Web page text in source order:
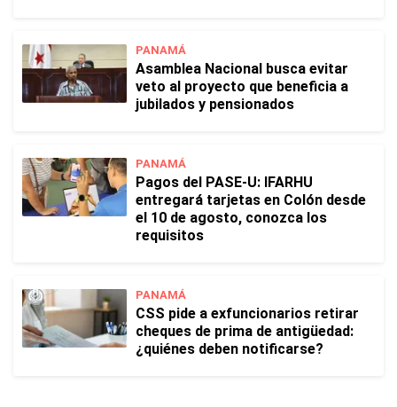
PANAMÁ
Asamblea Nacional busca evitar
veto al proyecto que beneficia a
jubilados y pensionados
PANAMÁ
Pagos del PASE-U: IFARHU
entregará tarjetas en Colón desde
el 10 de agosto, conozca los
requisitos
PANAMÁ
CSS pide a exfuncionarios retirar
cheques de prima de antigüedad:
¿quiénes deben notificarse?